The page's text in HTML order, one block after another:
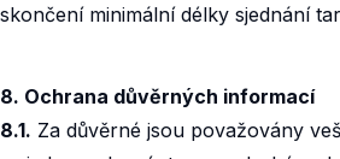
skončení minimální délky sjednání
8. Ochrana důvěrných informací
8.1. Za důvěrné jsou považovány